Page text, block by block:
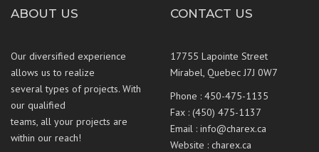
ABOUT US
Our diversified experience
allows us to realize
several types of projects. With
our qualified
teams, all your projects are
within our reach!
CONTACT US
17755 Lapointe Street
Mirabel, Quebec J7J 0W7
Phone : 450-475-1135
Fax : (450) 475-1137
Email : info@charex.ca
Website : charex.ca